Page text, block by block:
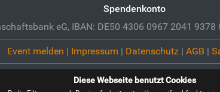
Spendenkonto
eG, IBAN: DE50 4306 0967 2041 9378
Event melden | Impressum | Datenschutz| AGB |
Diese Webseite benutzt Cookies